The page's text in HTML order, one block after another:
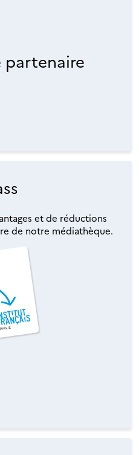
partenaire
et de réductions
de notre médiathèque.